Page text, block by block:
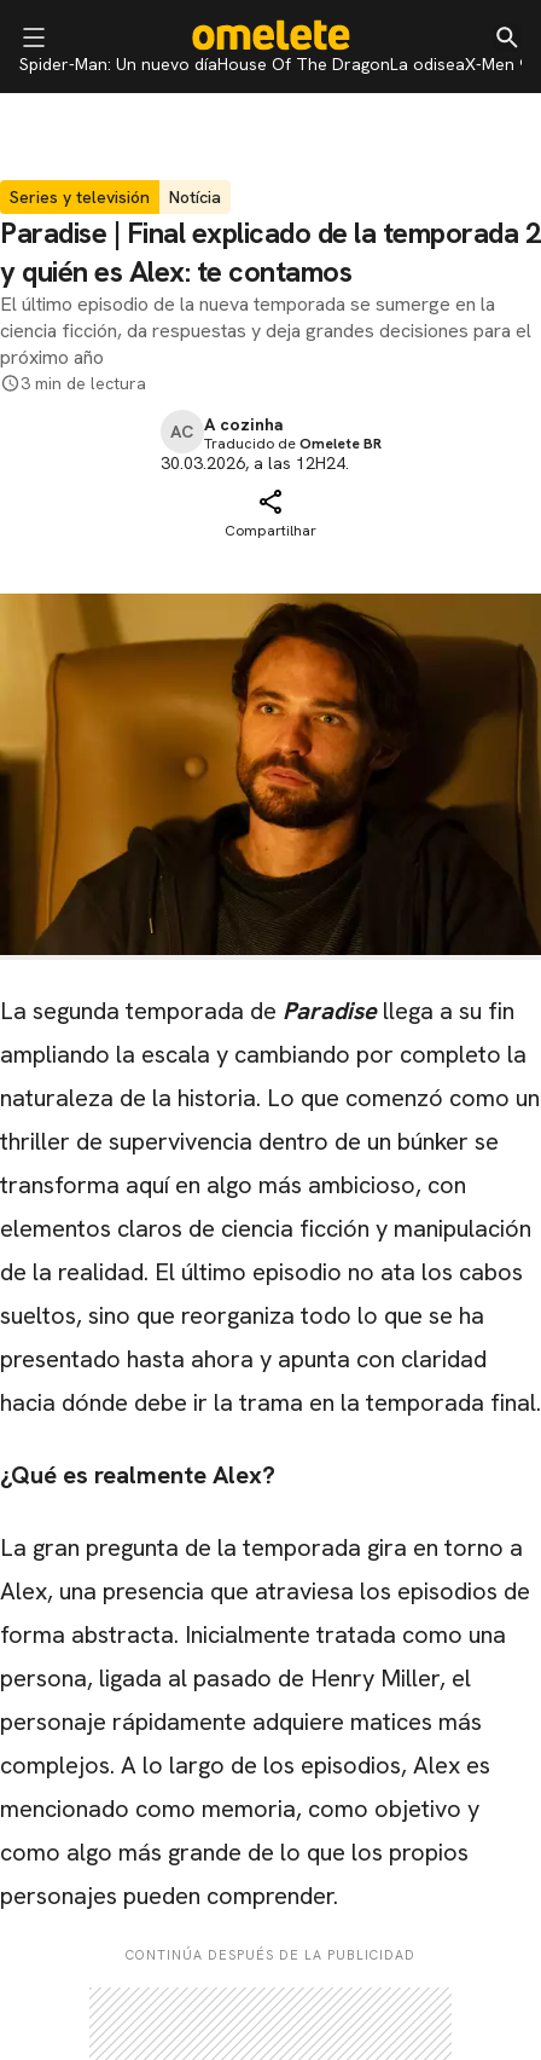
Spider-Man: Un nuevo díaHouse Of The DragonLa odiseaX-Men 97
Series y televisión Notícia
Paradise | Final explicado de la temporada 2
y quién es Alex: te contamos
El último episodio de la nueva temporada se sumerge en la
ciencia ficción, da respuestas y deja grandes decisiones para el
próximo año
3 min de lectura
AC A cozinha
Traducido deOmelete BR
30.03.2026, a las 12H24.
Compartilhar
La segunda temporada de Paradisellega a su fin
ampliando la escala y cambiando por completo la
naturaleza de la historia. Lo que comenzó como un
thriller de supervivencia dentro de un búnker se
transforma aquí en algo más ambicioso, con
elementos claros de ciencia ficción y manipulación
de la realidad. El último episodio no ata los cabos
sueltos, sino que reorganiza todo lo que se ha
presentado hasta ahora y apunta con claridad
hacia dónde debe ir la trama en la temporada final.
¿Qué es realmente Alex?
La gran pregunta de la temporada gira en torno a
Alex, una presencia que atraviesa los episodios de
forma abstracta. Inicialmente tratada como una
persona, ligada al pasado de Henry Miller, el
personaje rápidamente adquiere matices más
complejos. A lo largo de los episodios, Alex es
mencionado como memoria, como objetivo y
como algo más grande de lo que los propios
personajes pueden comprender.
CONTINÚA DESPUÉS DE LA PUBLICIDAD